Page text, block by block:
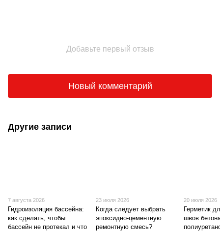
Добавьте первый отзыв
Новый комментарий
Другие записи
7 августа 2026
Гидроизоляция бассейна:
как сделать, чтобы
бассейн не протекал и что
23 июля 2026
Когда следует выбрать
эпоксидно-цементную
ремонтную смесь?
20 июля 2026
Герметик
швов